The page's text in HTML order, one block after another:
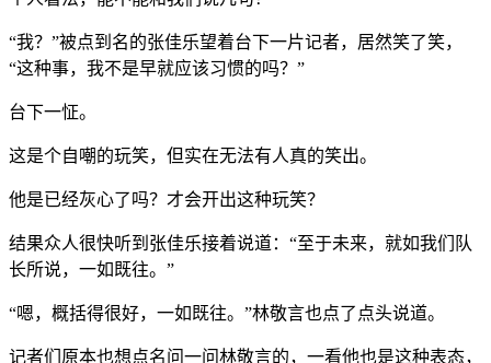
“我？”被点到名的张佳乐望着台下一片记者，居然笑了笑，
“这种事，我不是早就应该习惯的吗？”
台下一怔。
这是个自嘲的玩笑，但实在无法有人真的笑出。
他是已经灰心了吗？才会开出这种玩笑？
结果众人很快听到张佳乐接着说道：“至于未来，就如我们队
长所说，一如既往。”
“嗯，概括得很好，一如既往。”林敬言也点了点头说道。
记者们原本也想点名问一问林敬言的，一看他也是这种表态，